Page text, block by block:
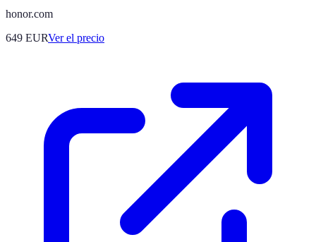
honor.com
649 EURVer el precio